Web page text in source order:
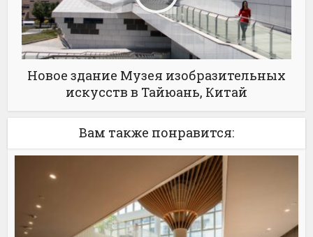
Новое здание Музея изобразительных
искусств в Тайюань, Китай
Вам также понравится: